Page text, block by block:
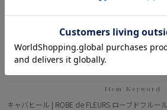
カラー
キャバヒール | ROBE de FLEURS ローブドフルール